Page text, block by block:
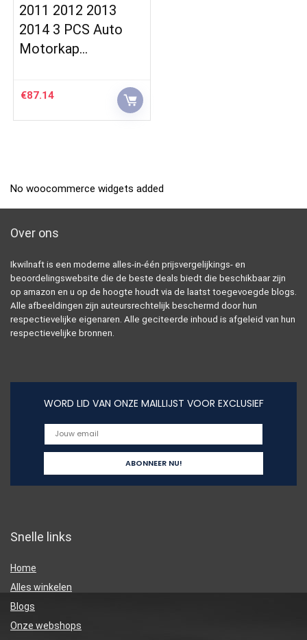
2011 2012 2013
2014 3 PCS Auto
Motorkap…
€87.14
No woocommerce widgets added
Over ons
Ikwilnaft is een moderne alles-in-één prijsvergelijkings- en
beoordelingswebsite die de beste deals biedt die beschikbaar zijn
op amazon en u op de hoogte houdt via de laatst toegevoegde blogs.
Alle afbeeldingen zijn auteursrechtelijk beschermd door hun
respectievelijke eigenaren. Alle geciteerde inhoud is afgeleid van hun
respectievelijke bronnen.
WORD LID VAN ONZE MAILLIJST VOOR EXCLUSIEF
Snelle links
Home
Alles winkelen
Blogs
Onze webshops